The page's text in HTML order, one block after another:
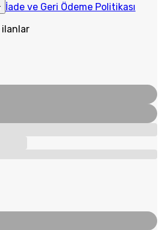
İade ve Geri Ödeme Politikası
ilanlar